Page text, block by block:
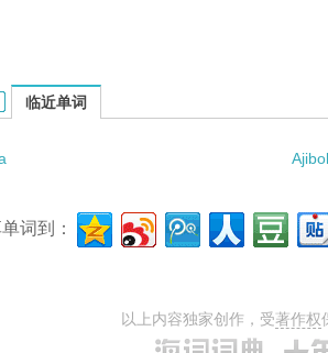
plan的相关资料：
临近单词
词到：
以上内容独家创作，受著作权